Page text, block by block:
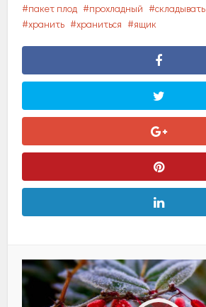
пакет плод
прохладный складывать
хранить
храниться ящик